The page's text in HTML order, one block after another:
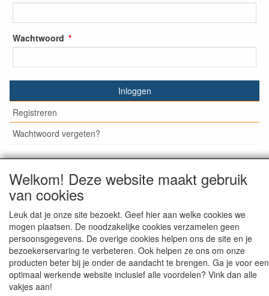
Wachtwoord
Inloggen
Registreren
Wachtwoord vergeten?
© Medisan Trading | Alblasserdam. Alle genoemde prijzen
zijn inclusief BTW en exclusief
staat aangegeven.
Welkom! Deze website maakt gebruik
van cookies
Leuk dat je onze site bezoekt. Geef hier aan welke cookies we
mogen plaatsen. De noodzakelijke cookies verzamelen geen
persoonsgegevens. De overige cookies helpen ons de site en je
bezoekerservaring te verbeteren. Ook helpen ze ons om onze
producten beter bij je onder de aandacht te brengen. Ga je voor een
optimaal werkende website inclusief alle voordelen? Vink dan alle
vakjes aan!